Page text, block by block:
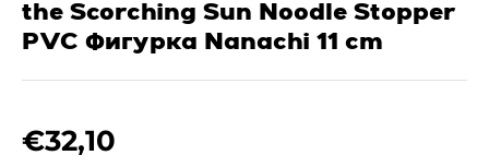
the Scorching Sun Noodle Stopper
PVC Фигурка Nanachi 11 cm
€32,10